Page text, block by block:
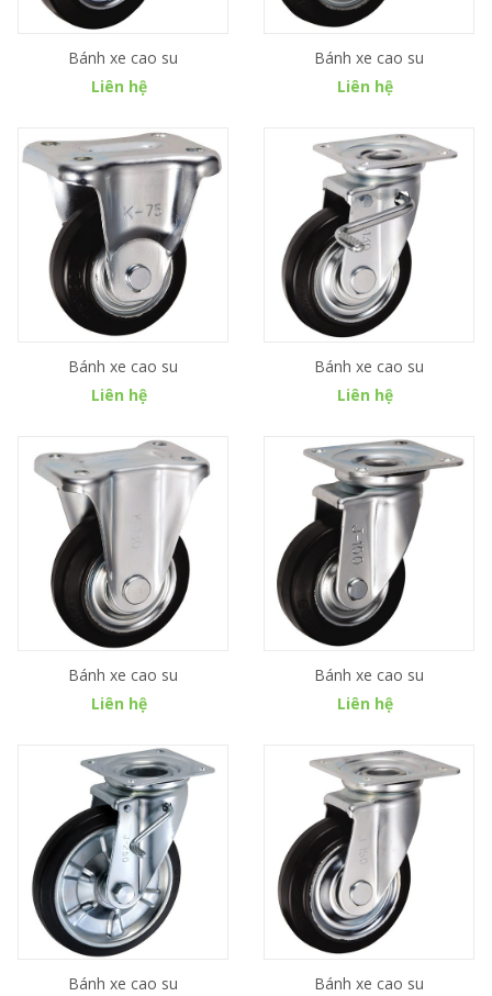
Bánh xe cao su
Liên hệ
Bánh xe cao su
Liên hệ
Bánh xe cao su
Liên hệ
Bánh xe cao su
Liên hệ
Bánh xe cao su
Liên hệ
Bánh xe cao su
Liên hệ
Bánh xe cao su
Bánh xe cao su